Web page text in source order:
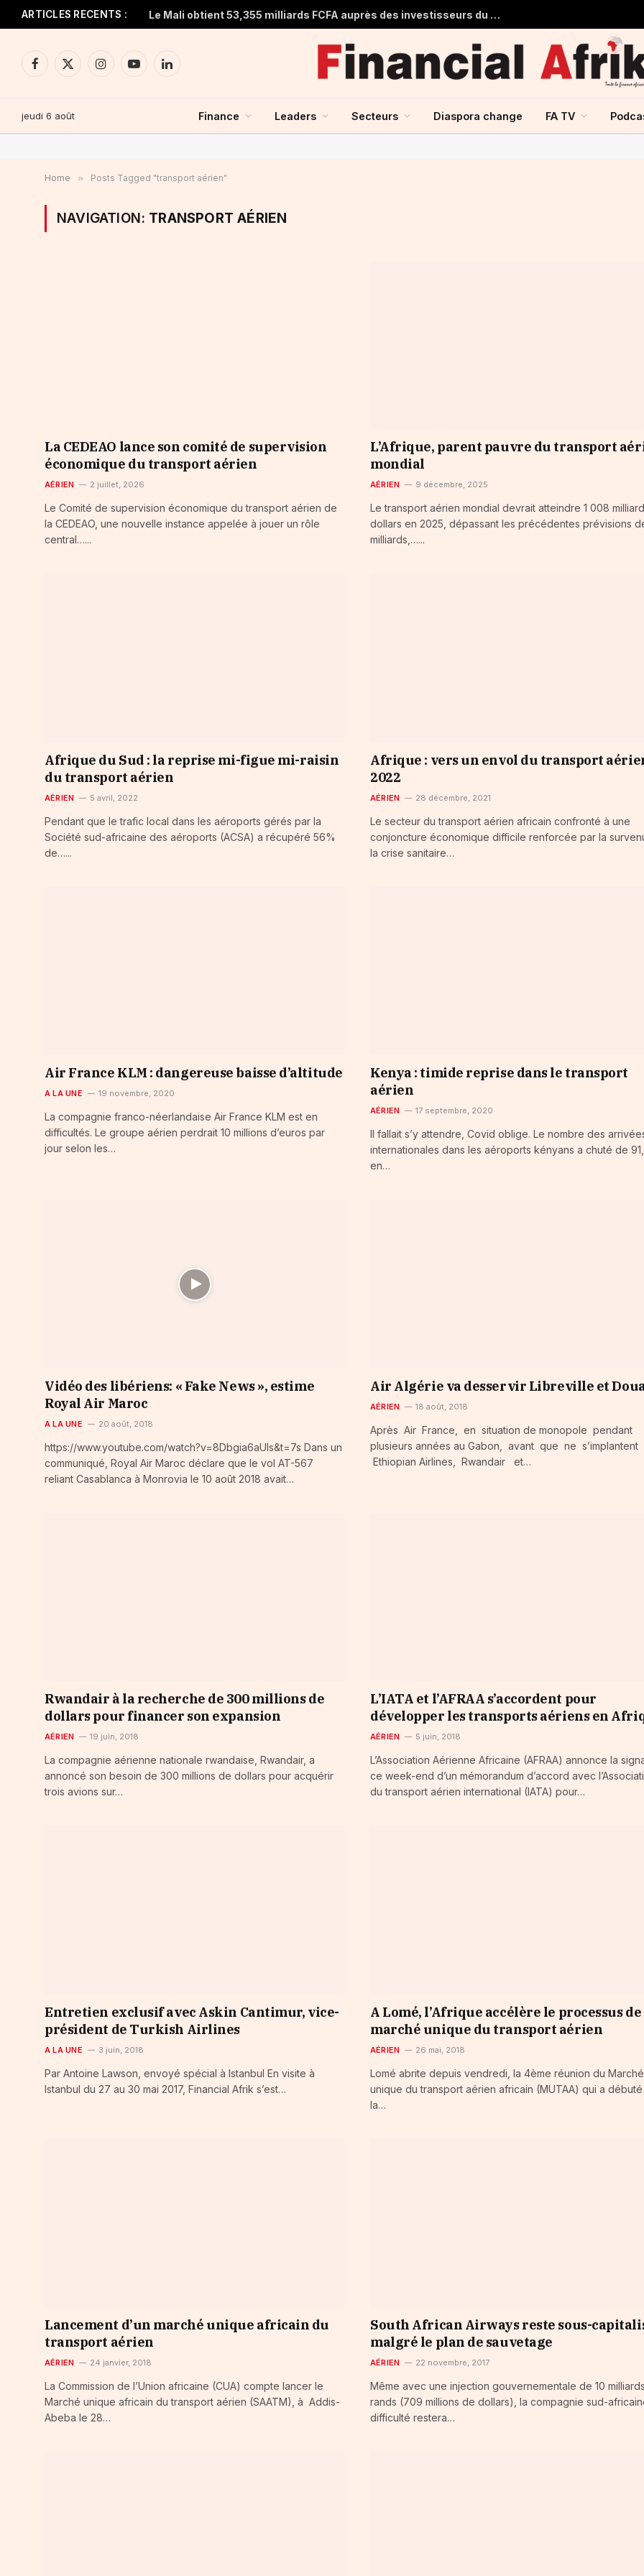
ARTICLES RECENTS : Le Mali obtient 53,355 milliards FCFA auprès des investisseurs du marché financier de l’UMOA
Facebook
X
InstagramYouTubeLinkedIn
jeudi 6 août Finance Leaders Secteurs Diaspora change FA TV
Home » Posts Tagged "transport aérien"
NAVIGATION: TRANSPORT AÉRIEN
La CEDEAO lance son comité de supervision
économique du transport aérien
AÉRIEN 2 juillet, 2026
Le Comité de supervision économique du transport aérien de
la CEDEAO, une nouvelle instance appelée à jouer un rôle
central…...
L’Afrique, parent pauvre du transport
mondial
AÉRIEN 9 décembre, 2025
Le transport aérien mondial devrait atteindre 1 008
dollars en 2025, dépassant les précédentes prévisions
milliards,…...
Afrique du Sud : la reprise mi-figue mi-raisin
du transport aérien
AÉRIEN 5 avril, 2022
Pendant que le trafic local dans les aéroports gérés par la
Société sud-africaine des aéroports (ACSA) a récupéré 56%
de…...
Afrique : vers un envol du transport
2022
AÉRIEN 28 décembre, 2021
Le secteur du transport aérien africain confronté à une
conjoncture économique difficile renforcée par la
la crise sanitaire…
Air France KLM : dangereuse baisse d’altitude
A LA UNE 19 novembre, 2020
La compagnie franco-néerlandaise Air France KLM est en
difficultés. Le groupe aérien perdrait 10 millions d’euros par
jour selon les…
Kenya : timide reprise dans le transport
aérien
AÉRIEN 17 septembre, 2020
Il fallait s’y attendre, Covid oblige. Le nombre des
internationales dans les aéroports kényans a chuté de
en…
Vidéo des libériens: « Fake News », estime
Royal Air Maroc
A LA UNE 20 août, 2018
https://www.youtube.com/watch?v=8Dbgia6aUIs&t=7s Dans un
communiqué, Royal Air Maroc déclare que le vol AT-567
reliant Casablanca à Monrovia le 10 août 2018 avait…
Air Algérie va desservir Libreville et
AÉRIEN 18 août, 2018
Après Air France, en situation de monopole pendant
plusieurs années au Gabon, avant que ne s’implantent
Ethiopian Airlines, Rwandair et…
Rwandair à la recherche de 300 millions de
dollars pour financer son expansion
AÉRIEN 19 juin, 2018
La compagnie aérienne nationale rwandaise, Rwandair, a
annoncé son besoin de 300 millions de dollars pour acquérir
trois avions sur…
L’IATA et l’AFRAA s’accordent pour
développer les transports aériens en
AÉRIEN 5 juin, 2018
L’Association Aérienne Africaine (AFRAA) annonce la
ce week-end d’un mémorandum d’accord avec
du transport aérien international (IATA) pour…
Entretien exclusif avec Askin Cantimur, vice-
président de Turkish Airlines
A LA UNE 3 juin, 2018
Par Antoine Lawson, envoyé spécial à Istanbul En visite à
Istanbul du 27 au 30 mai 2017, Financial Afrik s’est…
A Lomé, l’Afrique accélère le processus de
marché unique du transport aérien
AÉRIEN 26 mai, 2018
Lomé abrite depuis vendredi, la 4ème réunion du Marché
unique du transport aérien africain (MUTAA) qui a
la…
Lancement d’un marché unique africain du
transport aérien
AÉRIEN 24 janvier, 2018
La Commission de l’Union africaine (CUA) compte lancer le
Marché unique africain du transport aérien (SAATM), à Addis-
Abeba le 28…
South African Airways reste sous-
malgré le plan de sauvetage
AÉRIEN 22 novembre, 2017
Même avec une injection gouvernementale de 10
rands (709 millions de dollars), la compagnie sud-
difficulté restera…